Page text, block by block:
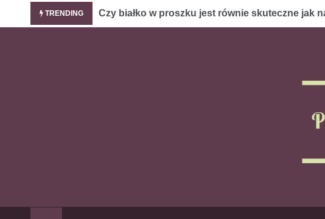
TRENDING Czy białko w proszku jest równie skuteczne jak